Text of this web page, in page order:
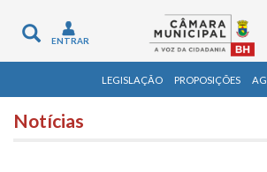
Toggle
navigation
ENTRAR
LEGISLAÇÃO PROPOSIÇÕES
Notícias